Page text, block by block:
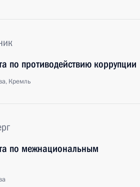
по противодействию коррупции
Кремль
по межнациональным